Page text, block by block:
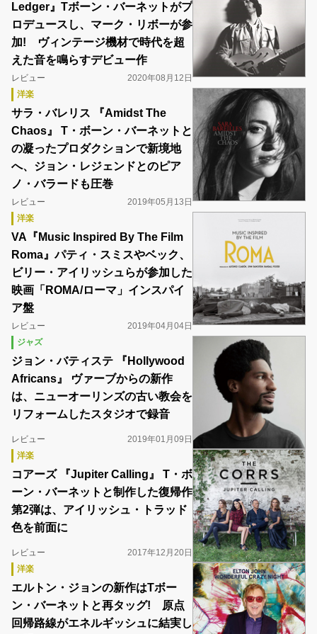
Ledger』Tボーン・バーネットがプ
ロデュースし、マーク・リボーが参
加! ヴィンテージ機材で時代を超
えた音を鳴らすデビュー作
レビュー
2020年08月12日
洋楽
サラ・バレリス 『Amidst The
Chaos』 T・ボーン・バーネットと
の凝ったプロダクションで新境地
へ、ジョン・レジェンドとのピア
ノ・バラードも圧巻
レビュー
2019年05月13日
洋楽
VA『Music Inspired By The Film
Roma』パティ・スミスやベック、
ビリー・アイリッシュらが参加した
映画「ROMA/ローマ」インスパイ
ア盤
レビュー
2019年04月04日
ジャズ
ジョン・バティステ 『Hollywood
Africans』 ヴァーブからの新作
は、ニューオーリンズの古い教会を
リフォームしたスタジオで録音
レビュー
2019年01月09日
洋楽
コアーズ 『Jupiter Calling』 T・ボ
ーン・バーネットと制作した復帰作
第2弾は、アイリッシュ・トラッド
色を前面に
レビュー
2017年12月20日
洋楽
エルトン・ジョンの新作はTボー
ン・バーネットと再タッグ! 原点
回帰路線がエネルギッシュに結実し